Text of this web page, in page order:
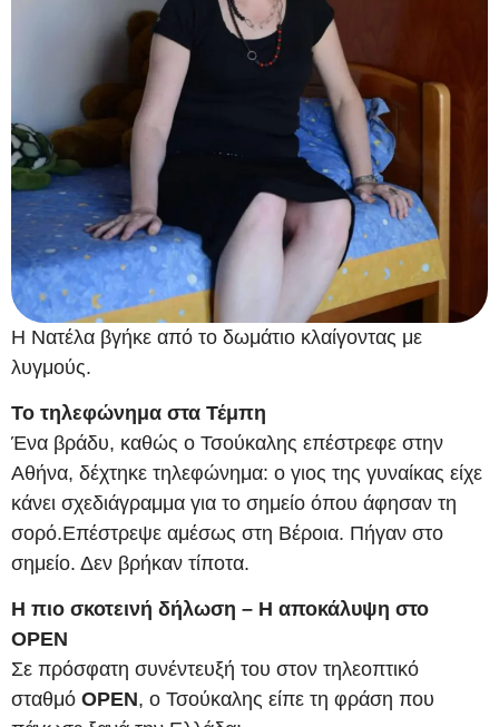
Η Νατέλα βγήκε από το δωμάτιο κλαίγοντας με
λυγμούς.
Το τηλεφώνημα στα Τέμπη
Ένα βράδυ, καθώς ο Τσούκαλης επέστρεφε στην
Αθήνα, δέχτηκε τηλεφώνημα: ο γιος της γυναίκας είχε
κάνει σχεδιάγραμμα για το σημείο όπου άφησαν τη
σορό.Επέστρεψε αμέσως στη Βέροια. Πήγαν στο
σημείο. Δεν βρήκαν τίποτα.
Η πιο σκοτεινή δήλωση – Η αποκάλυψη στο
OPEN
Σε πρόσφατη συνέντευξή του στον τηλεοπτικό
σταθμό OPEN, ο Τσούκαλης είπε τη φράση που